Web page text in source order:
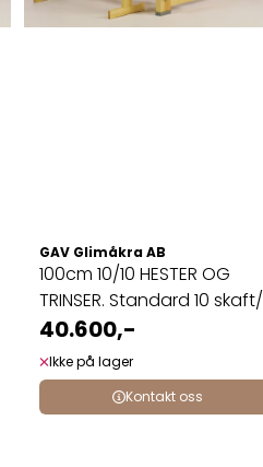
GAV Glimåkra AB
100cm 10/10 HESTER OG
TRINSER. Standard 10 skaft/
...
40.600,-
Ikke på lager
Kontakt oss